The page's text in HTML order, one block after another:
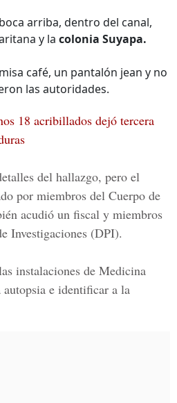
arriba, dentro del canal,
y la colonia Suyapa.
café, un pantalón jean y no
las autoridades.
18 acribillados dejó tercera
del hallazgo, pero el
por miembros del Cuerpo de
acudió un fiscal y miembros
Investigaciones (DPI).
instalaciones de Medicina
e identificar a la